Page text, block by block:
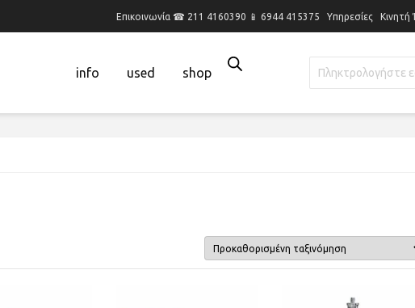
Επικοινωνία ☎ 211 4160390 📱 6944 415375 Υπηρεσίες Κινητή
info used shop